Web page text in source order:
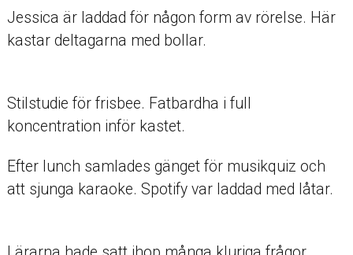
Jessica är laddad för någon form av rörelse. Här
kastar deltagarna med bollar.
Stilstudie för frisbee. Fatbardha i full
koncentration inför kastet.
Efter lunch samlades gänget för musikquiz och
att sjunga karaoke. Spotify var laddad med låtar.